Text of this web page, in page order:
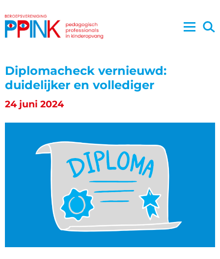
Diplomacheck vernieuwd:
duidelijker en vollediger
24 juni 2024